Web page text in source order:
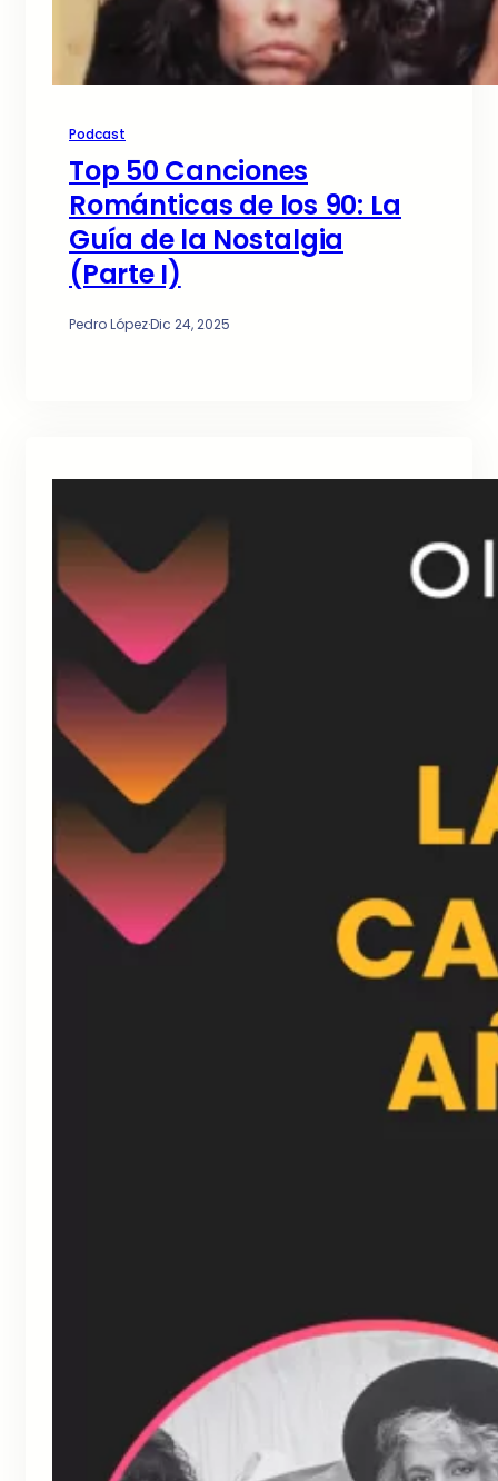
Podcast
Top 50 Canciones
Románticas de los 90: La
Guía de la Nostalgia
(Parte I)
Pedro López·Dic 24, 2025